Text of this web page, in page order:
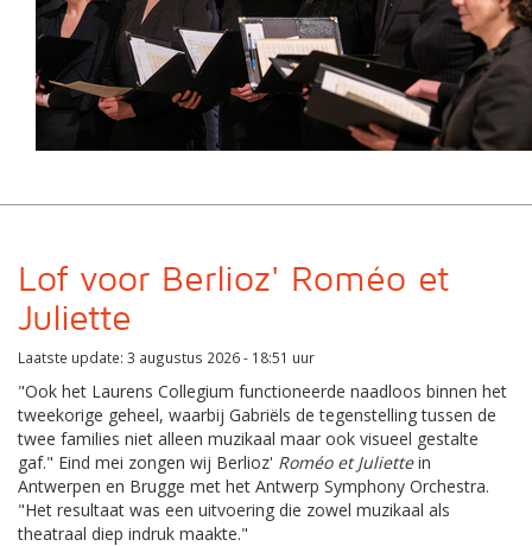
Lof voor Berlioz' Roméo et
Juliette
Laatste update: 3 augustus 2026 - 18:51 uur
"Ook het Laurens Collegium functioneerde naadloos binnen het
tweekorige geheel, waarbij Gabriëls de tegenstelling tussen de
twee families niet alleen muzikaal maar ook visueel gestalte
gaf." Eind mei zongen wij Berlioz' Roméo et Juliettein
Antwerpen en Brugge met het Antwerp Symphony Orchestra.
"Het resultaat was een uitvoering die zowel muzikaal als
theatraal diep indruk maakte."